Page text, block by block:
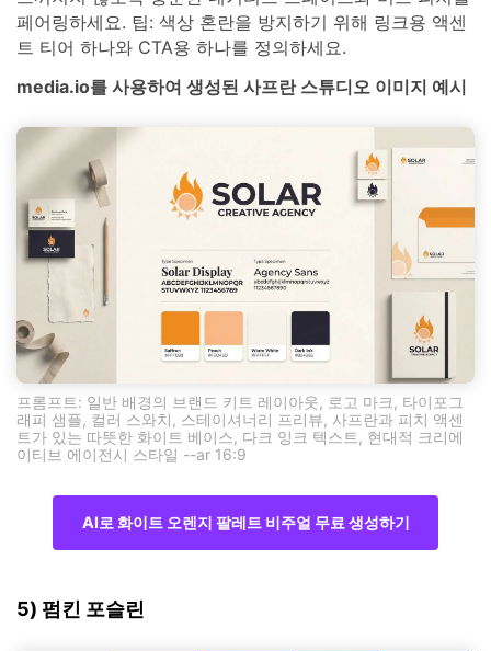
페어링하세요. 팁: 색상 혼란을 방지하기 위해 링크용 액센
트 티어 하나와 CTA용 하나를 정의하세요.
media.io를 사용하여 생성된 사프란 스튜디오 이미지 예시
프롬프트: 일반 배경의 브랜드 키트 레이아웃, 로고 마크, 타이포그
래피 샘플, 컬러 스와치, 스테이셔너리 프리뷰, 사프란과 피치 액센
트가 있는 따뜻한 화이트 베이스, 다크 잉크 텍스트, 현대적 크리에
이티브 에이전시 스타일 --ar 16:9
AI로 화이트 오렌지 팔레트 비주얼 무료 생성하기
5) 펌킨 포슬린